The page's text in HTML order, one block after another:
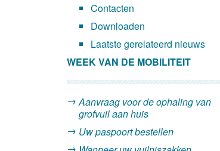
Contacten
Downloaden
Laatste gerelateerd nieuws
WEEK VAN DE MOBILITEIT
Aanvraag voor de ophaling van
grofvuil aan huis
Uw paspoort bestellen